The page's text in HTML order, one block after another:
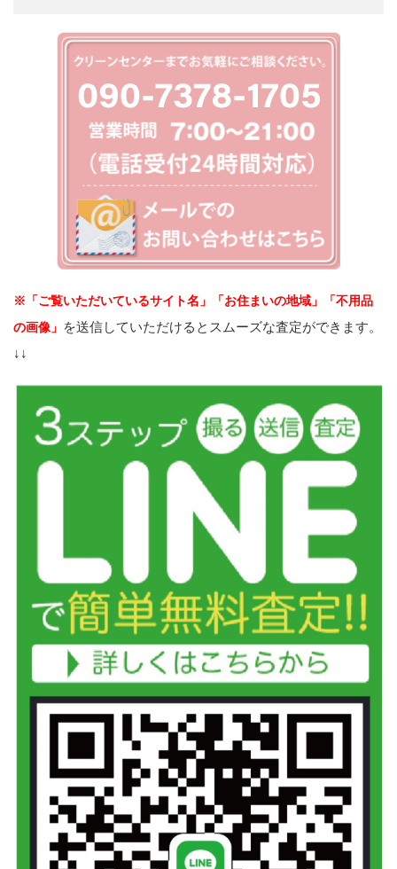
※「ご覧いただいているサイト名」「お住まいの地域」「不用品
の画像」 を送信していただけるとスムーズな査定ができます。
↓↓